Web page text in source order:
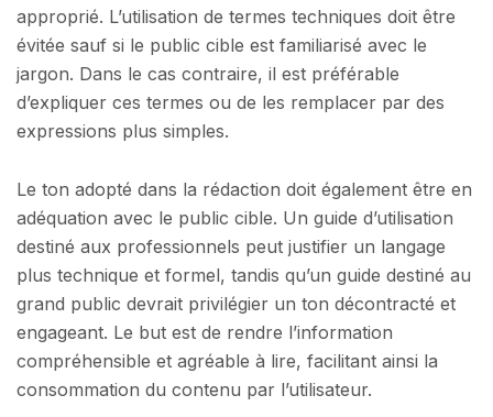
approprié. L’utilisation de termes techniques doit être
évitée sauf si le public cible est familiarisé avec le
jargon. Dans le cas contraire, il est préférable
d’expliquer ces termes ou de les remplacer par des
expressions plus simples.
Le ton adopté dans la rédaction doit également être en
adéquation avec le public cible. Un guide d’utilisation
destiné aux professionnels peut justifier un langage
plus technique et formel, tandis qu’un guide destiné au
grand public devrait privilégier un ton décontracté et
engageant. Le but est de rendre l’information
compréhensible et agréable à lire, facilitant ainsi la
consommation du contenu par l’utilisateur.